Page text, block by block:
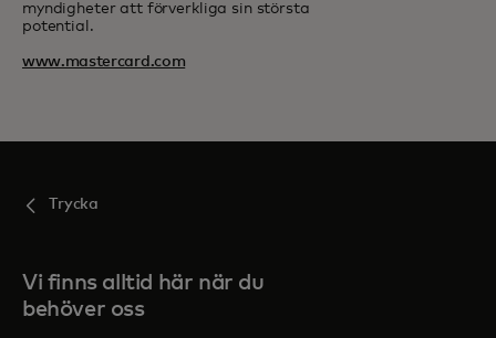
myndigheter att förverkliga sin största
potential.
www.mastercard.com
Trycka
Vi finns alltid här när du
behöver oss